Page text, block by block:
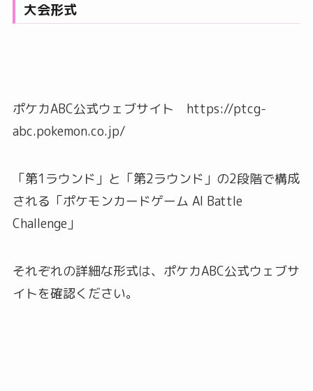
大会形式
ポケカABC公式ウェブサイト https://ptcg-
abc.pokemon.co.jp/
「第1ラウンド」と「第2ラウンド」の2段階で構成
される「ポケモンカードゲーム AI Battle
Challenge」
それぞれの詳細な形式は、ポケカABC公式ウェブサ
イトを確認ください。